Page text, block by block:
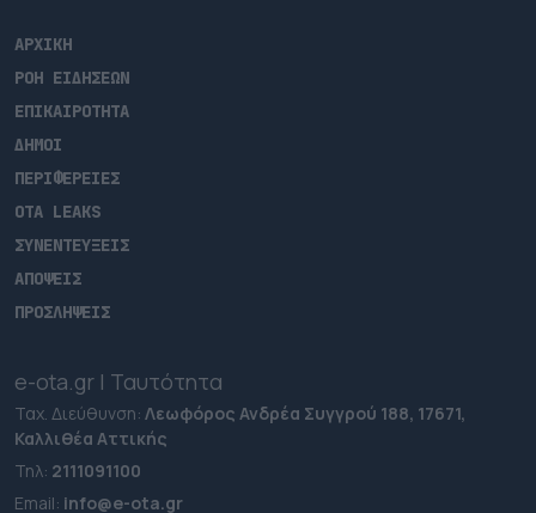
ΑΡΧΙΚΗ
ΡΟΗ ΕΙΔΗΣΕΩΝ
ΕΠΙΚΑΙΡΟΤΗΤΑ
ΔΗΜΟΙ
ΠΕΡΙΦΕΡΕΙΕΣ
OTA LEAKS
ΣΥΝΕΝΤΕΥΞΕΙΣ
ΑΠΟΨΕΙΣ
ΠΡΟΣΛΗΨΕΙΣ
e-ota.gr | Ταυτότητα
Ταχ. Διεύθυνση: Λεωφόρος Ανδρέα Συγγρού 188, 17671,
Καλλιθέα Αττικής
Τηλ: 2111091100
Εmail: info@e-ota.gr